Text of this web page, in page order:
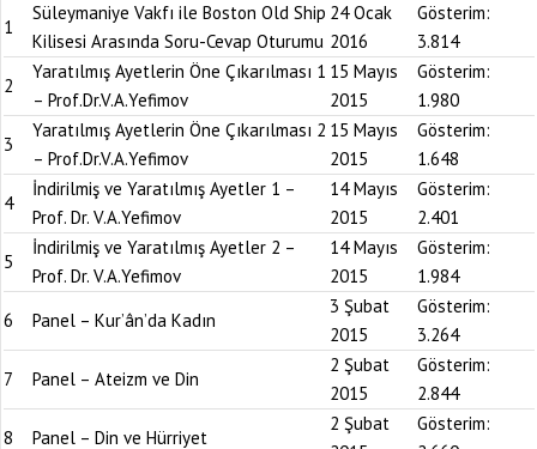
1
Süleymaniye Vakfı ile Boston Old Ship
Kilisesi Arasında Soru-Cevap Oturumu
24 Ocak
2016
Gösterim:
3.814
2
Yaratılmış Ayetlerin Öne Çıkarılması 1
– Prof.Dr.V.A.Yefimov
15 Mayıs
2015
Gösterim:
1.980
3
Yaratılmış Ayetlerin Öne Çıkarılması 2
– Prof.Dr.V.A.Yefimov
15 Mayıs
2015
Gösterim:
1.648
4
İndirilmiş ve Yaratılmış Ayetler 1 –
Prof. Dr. V.A.Yefimov
14 Mayıs
2015
Gösterim:
2.401
5
İndirilmiş ve Yaratılmış Ayetler 2 –
Prof. Dr. V.A.Yefimov
14 Mayıs
2015
Gösterim:
1.984
6
Panel – Kur’ân’da Kadın
3 Şubat
2015
Gösterim:
3.264
7
Panel – Ateizm ve Din
2 Şubat
2015
Gösterim:
2.844
8
Panel – Din ve Hürriyet
2 Şubat
Gösterim: